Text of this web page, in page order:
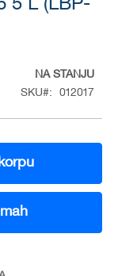
5 L (LBP-
NA STANJU
SKU
012017